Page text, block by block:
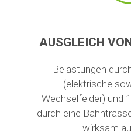
AUSGLEICH
Belastungen
(elektrische
Wechselfelder) und
durch eine
wirksam